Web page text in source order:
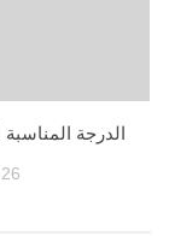
الدرجة المناسبة
26 سبتمبر، 2001